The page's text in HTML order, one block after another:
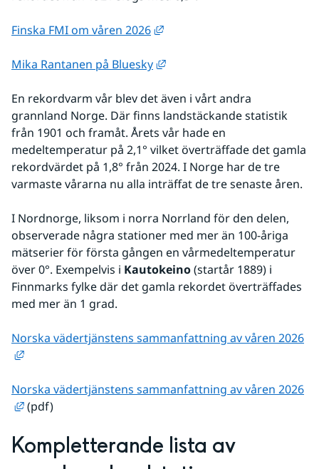
Finska FMI om våren 2026 Länk till annan webbplats,
Mika Rantanen på Bluesky Länk till annan webbplats,
En rekordvarm vår blev det även i vårt andra
grannland Norge. Där finns landstäckande statistik
från 1901 och framåt. Årets vår hade en
medeltemperatur på 2,1° vilket överträffade det gamla
rekordvärdet på 1,8° från 2024. I Norge har de tre
varmaste vårarna nu alla inträffat de tre senaste åren.
I Nordnorge, liksom i norra Norrland för den delen,
observerade några stationer med mer än 100-åriga
mätserier för första gången en vårmedeltemperatur
över 0°. Exempelvis i Kautokeino (startår 1889) i
Finnmarks fylke där det gamla rekordet överträffades
med mer än 1 grad.
Norska vädertjänstens sammanfattning av våren 2026
Länk till annan webbplats, öppnas i nytt fönster.
Norska vädertjänstens sammanfattning av våren 2026
Länk till annan webbplats, öppnas i nytt fönster.
(pdf)
Kompletterande lista av